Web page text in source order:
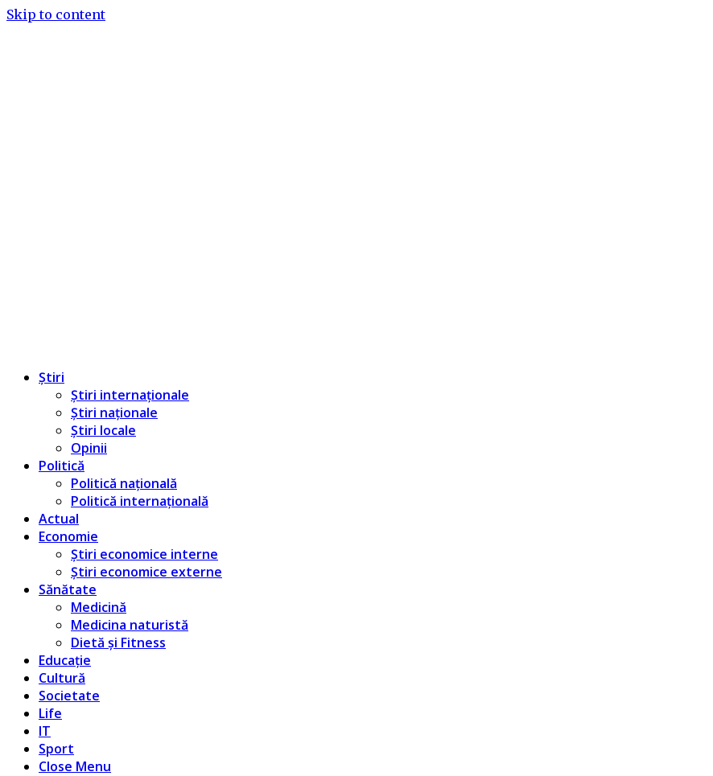
Skip to content
Știri
Știri internaționale
Știri naționale
Știri locale
Opinii
Politică
Politică națională
Politică internațională
Actual
Economie
Știri economice interne
Știri economice externe
Sănătate
Medicină
Medicina naturistă
Dietă și Fitness
Educație
Cultură
Societate
Life
IT
Sport
Close Menu